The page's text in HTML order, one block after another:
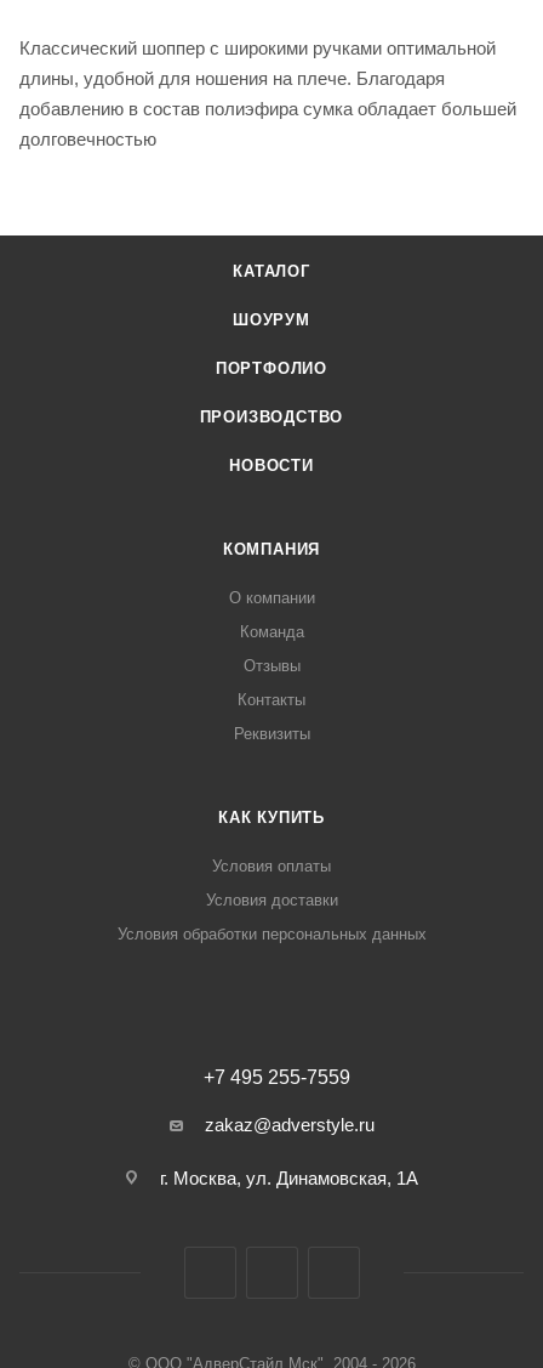
Классический шоппер с широкими ручками оптимальной
длины, удобной для ношения на плече. Благодаря
добавлению в состав полиэфира сумка обладает большей
долговечностью
КАТАЛОГ
ШОУРУМ
ПОРТФОЛИО
ПРОИЗВОДСТВО
НОВОСТИ
КОМПАНИЯ
О компании
Команда
Отзывы
Контакты
Реквизиты
КАК КУПИТЬ
Условия оплаты
Условия доставки
Условия обработки персональных данных
+7 495 255-7559
zakaz@adverstyle.ru
г. Москва, ул. Динамовская, 1А
© ООО "АдверСтайл Мск", 2004 - 2026